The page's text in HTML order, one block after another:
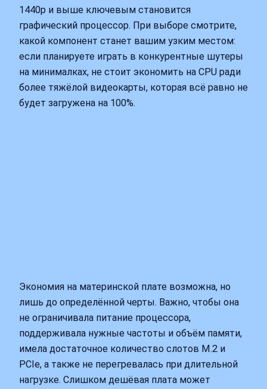
1440p и выше ключевым становится
графический процессор. При выборе смотрите,
какой компонент станет вашим узким местом:
если планируете играть в конкурентные шутеры
на минималках, не стоит экономить на CPU ради
более тяжёлой видеокарты, которая всё равно не
будет загружена на 100%.
Экономия на материнской плате возможна, но
лишь до определённой черты. Важно, чтобы она
не ограничивала питание процессора,
поддерживала нужные частоты и объём памяти,
имела достаточное количество слотов M.2 и
PCIe, а также не перегревалась при длительной
нагрузке. Слишком дешёвая плата может